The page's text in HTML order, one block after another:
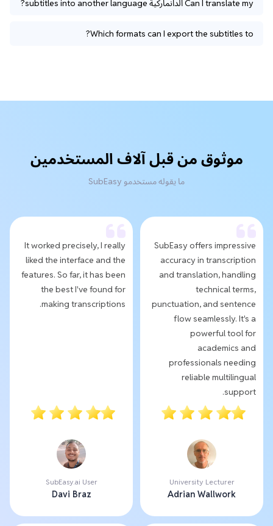
Can I translate my الدانماركية subtitles into another language?
Which formats can I export the subtitles to?
موثوق من قبل آلاف المستخدمين
ما يقوله مستخدمو SubEasy
SubEasy offers impressive
accuracy in transcription
and translation, handling
technical terms,
punctuation, and sentence
flow seamlessly. It's a
powerful tool for
academics and
professionals needing
reliable multilingual
support.
University Lecturer
Adrian Wallwork
It worked precisely, I really
liked the interface and the
features. So far, it has been
the best I've found for
making transcriptions.
SubEasy.ai User
Davi Braz